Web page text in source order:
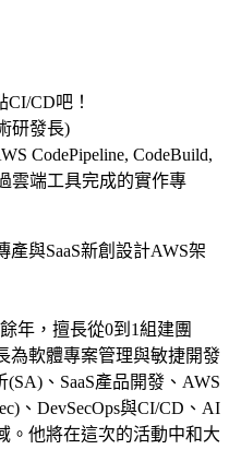
CI/CD吧！
研發長)
CodePipeline, CodeBuild,
雲端工具完成的實作專
產與SaaS新創設計AWS架
年，擅長從0到1組建團
為軟體專案管理與敏捷開發
、SaaS產品開發、AWS
、DevSecOps與CI/CD、AI
。他將在這次的活動中和大